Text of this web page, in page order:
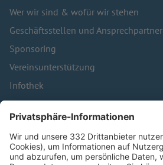
Wer wir sind & wofür wir stehen
Geschäftsstellen und Ansprechpartner
Sponsoring
Vereinsunterstützung
Infothek
Kontakt
HÄUFIG BESUCHTE SEITEN
Pässe und Vereinswechsel